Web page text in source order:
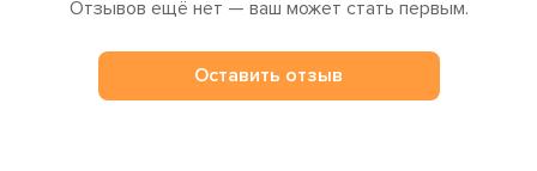
Отзывов ещё нет — ваш может стать первым.
Оставить отзыв